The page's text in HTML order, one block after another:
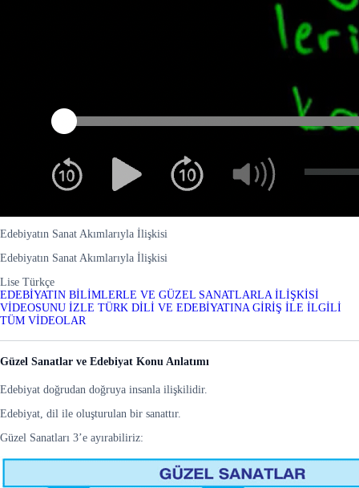
Edebiyatın Sanat Akımlarıyla İlişkisi
Edebiyatın Sanat Akımlarıyla İlişkisi
Lise Türkçe
EDEBİYATIN BİLİMLERLE VE GÜZEL SANATLARLA İLİŞKİSİ
VİDEOSUNU İZLE TÜRK DİLİ VE EDEBİYATINA GİRİŞ İLE İLGİLİ
TÜM VİDEOLAR
Güzel Sanatlar ve Edebiyat Konu Anlatımı
Edebiyat doğrudan doğruya insanla ilişkilidir.
Edebiyat, dil ile oluşturulan bir sanattır.
Güzel Sanatları 3’e ayırabiliriz: